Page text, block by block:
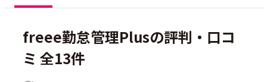
freee勤怠管理Plusの評判・口コ
ミ 全13件